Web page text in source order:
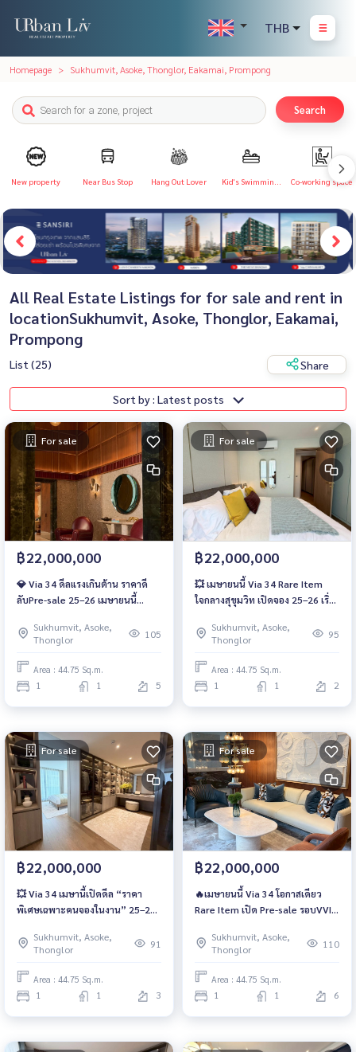
THB
Homepage Sukhumvit, Asoke, Thonglor, Eakamai, Prompong
Search
New property Near Bus Stop Hang Out Lover Kid's Swimming Co-working space
All Real Estate Listings for for sale and rent in
locationSukhumvit, Asoke, Thonglor, Eakamai,
Prompong
List (25) Share
Sort by : Latest posts
For sale
฿22,000,000
💎 Via 34 ดีลแรงเกินต้าน ราคาดี
ลับPre-sale 25–26 เมษายนนี้
6166142 | LINE : @wsrcondo
Sukhumvit, Asoke,
Thonglor
105
Area : 44.75 Sq.m.
1 1 5
For sale
฿22,000,000
💥 เมษายนนี้ Via 34 Rare Item
ใจกลางสุขุมวิท เปิดจอง 25–26 เริ่ม
6166142 | LINE : @wsrcondo
Sukhumvit, Asoke,
Thonglor
95
Area : 44.75 Sq.m.
1 1 2
For sale
฿22,000,000
💥 Via 34 เมษานี้เปิดดีล “ราคา
พิเศษเฉพาะคนจองในงาน” 25–26
1681685 / 061-6166142 | LINE :
@wsrcondo
Sukhumvit, Asoke,
Thonglor
91
Area : 44.75 Sq.m.
1 1 3
For sale
฿22,000,000
🔥เมษายนนี้ Via 34 โอกาสเดียว
Rare Item เปิด Pre-sale รอบVVIP
1681685 / 061-6166142 | LINE :
@wsrcondo
Sukhumvit, Asoke,
Thonglor
110
Area : 44.75 Sq.m.
1 1 6